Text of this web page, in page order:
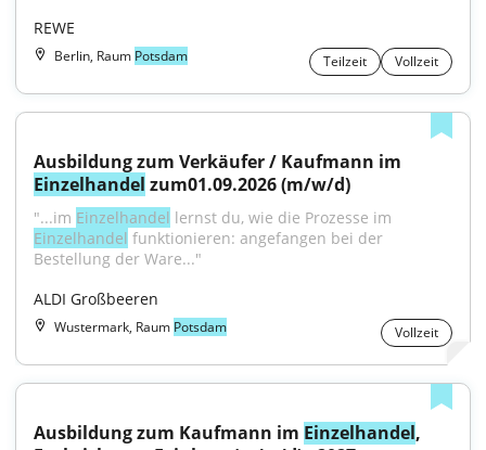
REWE
Berlin, Raum Potsdam Teilzeit Vollzeit
Einzelhandel zum01.09.2026 (m/w/d)
"...im Einzelhandel
Einzelhandel funktionieren: angefangen bei der
Bestellung der Ware..."
ALDI Großbeeren
Wustermark, Raum Potsdam Vollzeit
Ausbildung zum Kaufmann im Einzelhandel,